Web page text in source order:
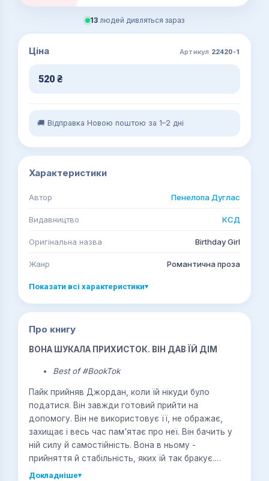
13людей дивляться зараз
Ціна Артикул 22420-1
520 ₴
🚚 Відправка Новою поштою за 1–2 дні
Характеристики
Автор Пенелопа Дуглас
Видавництво КСД
Оригінальна назва Birthday Girl
Жанр Романтична проза
Показати всі характеристики▾
Про книгу
ВОНА ШУКАЛА ПРИХИСТОК. ВІН ДАВ ЇЙ ДІМ
Best of #BookTok
Пайк прийняв Джордан, коли їй нікуди було
податися. Він завжди готовий прийти на
допомогу. Він не використовує її, не ображає,
захищає і весь час пам'ятає про неї. Він бачить у
ній силу й самостійність. Вона в ньому -
прийняття й стабільність, яких їй так бракує.
Джордан відчуває на собі його погляди за
Докладніше▾